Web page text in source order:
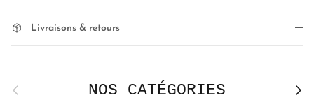
Livraisons & retours
Précédent NOS CATÉGORIES